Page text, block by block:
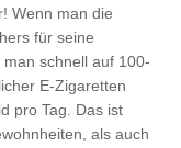
Wenn man die
für seine
schnell auf 100-
E-Zigaretten
pro Tag. Das ist
als auch